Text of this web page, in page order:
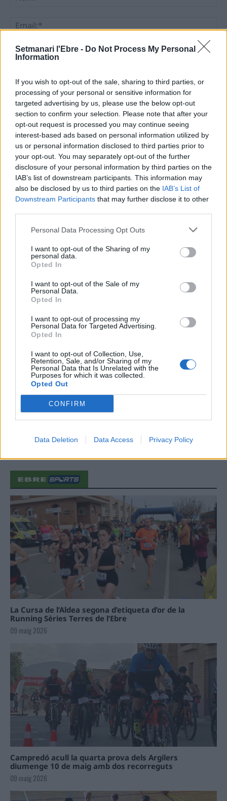
Setmanari l'Ebre - Do Not Process My Personal
Information
If you wish to opt-out of the sale, sharing to third parties, or
processing of your personal or sensitive information for
targeted advertising by us, please use the below opt-out
section to confirm your selection. Please note that after your
opt-out request is processed you may continue seeing
interest-based ads based on personal information utilized by
us or personal information disclosed to third parties prior to
your opt-out. You may separately opt-out of the further
disclosure of your personal information by third parties on the
IAB’s list of downstream participants. This information may
also be disclosed by us to third parties on the IAB’s List of
Downstream Participants that may further disclose it to other
Personal Data Processing Opt Outs
I want to opt-out of the Sharing of my
personal data.
Opted In
I want to opt-out of the Sale of my
Personal Data.
Opted In
I want to opt-out of processing my
Personal Data for Targeted Advertising.
Opted In
I want to opt-out of Collection, Use,
Retention, Sale, and/or Sharing of my
Personal Data that Is Unrelated with the
Purposes for which it was collected.
Opted Out
CONFIRM
Data Deletion Data Access Privacy Policy
Deseu el meu nom, el correu electrònic i el lloc web en
aquest navegador per a la propera vegada que comenti.
ÚLTIMES NOTÍCIES
Els vestits de paper guanyen força
enguany amb més modistes i gairebé
40 peces a concurs
31 de juliol de 2026
“L’eclipsi serà una oportunitat també
31 de juliol de 2026
Blaumut lidera el cartell musical de les
Festes
Caçadors de subvencions
La Cursa de l’Aldea segona d’etiqueta d’or de la
Running Sèries Terres de l’Ebre
09 maig 2026
Campredó acull la quarta prova dels Argilers
diumenge 10 de maig amb dos recorreguts
09 maig 2026